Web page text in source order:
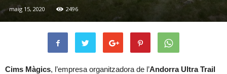
maig 15, 2020 2496
Cims Màgics, l’empresa organitzadora de l’Andorra Ultra Trail